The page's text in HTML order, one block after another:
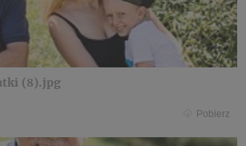
(8).jpg
Pobierz